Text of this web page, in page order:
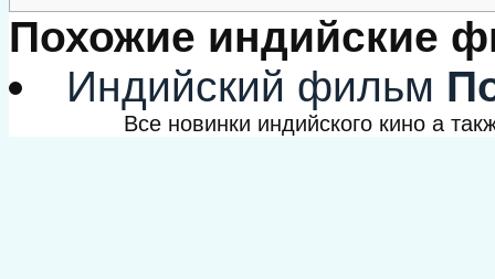
Похожие индийские
Индийский фильм
Все новинки индийского кино а